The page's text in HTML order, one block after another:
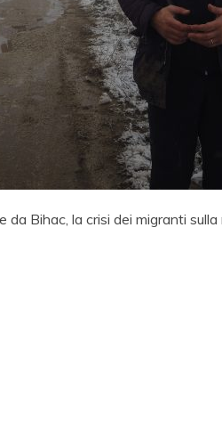
da Bihac, la crisi dei migranti